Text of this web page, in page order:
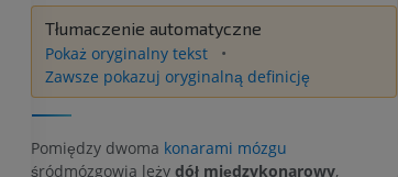
Tłumaczenie automatyczne
Pokaż oryginalny tekst
Zawsze pokazuj oryginalną definicję
Pomiędzy dwoma konarami mózgu
śródmózgowia leży dół międzykonarowy,